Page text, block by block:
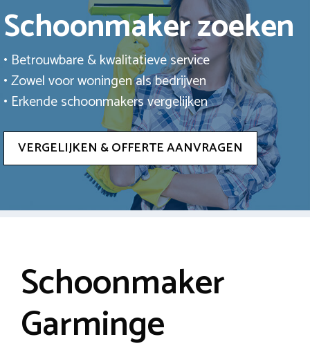
Schoonmaker zoeken
• Betrouwbare & kwalitatieve service
• Zowel voor woningen als bedrijven
• Erkende schoonmakers vergelijken
VERGELIJKEN & OFFERTE AANVRAGEN
Schoonmaker
Garminge